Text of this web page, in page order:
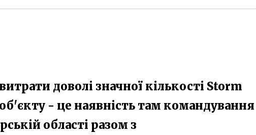
доволі значної кількості Storm
- це наявність там командування
області разом з